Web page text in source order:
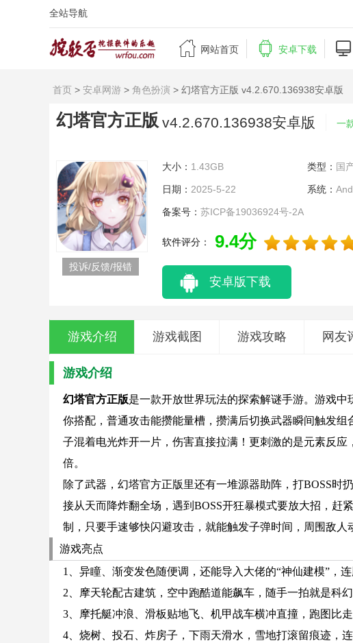
全站导航
 网站首页  安卓下载 
首页 > 安卓网游 > 角色扮演 > 幻塔官方正版 v4.2.670.136938安卓版
幻塔官方正版 v4.2.670.136938安卓版 一
投诉/反馈/报错
大小： 1.43GB 类型： 国
日期： 2025-5-22 系统：
备案号： 苏ICP备19036924号-2A
软件评分： 9.4分
安卓版下载
游戏介绍 游戏截图 游戏攻略 网友
游戏介绍
幻塔官方正版是一款开放世界玩法的探索解谜手游。游戏
你搭配，普通攻击能攒能量槽，攒满后切换武器瞬间触发
子混着电光炸开一片，伤害直接拉满！更刺激的是元素反
倍。
除了武器，幻塔官方正版里还有一堆源器助阵，打BOSS时
接从天而降炸翻全场，遇到BOSS开狂暴模式要放大招，赶
制，只要手速够快闪避攻击，就能触发子弹时间，周围敌
游戏亮点
1、异瞳、渐变发色随便调，还能导入大佬的“神仙建模”，
2、摩天轮配古建筑，空中跑酷道能飙车，随手一拍就是科
3、摩托艇冲浪、滑板贴地飞、机甲战车横冲直撞，跑图比
4、烧树、投石、炸房子，下雨天滑水，雪地打滚留痕迹，